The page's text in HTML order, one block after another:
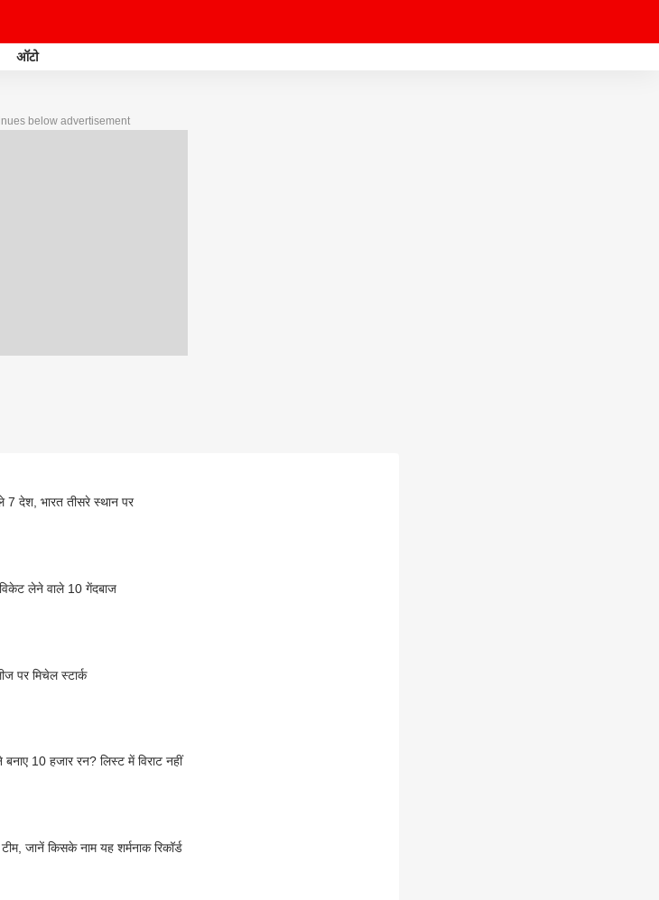
ऑटो
below advertisement
देश, भारत तीसरे स्थान पर
लेने वाले 10 गेंदबाज
पर मिचेल स्टार्क
10 हजार रन? लिस्ट में विराट नहीं
जानें किसके नाम यह शर्मनाक रिकॉर्ड